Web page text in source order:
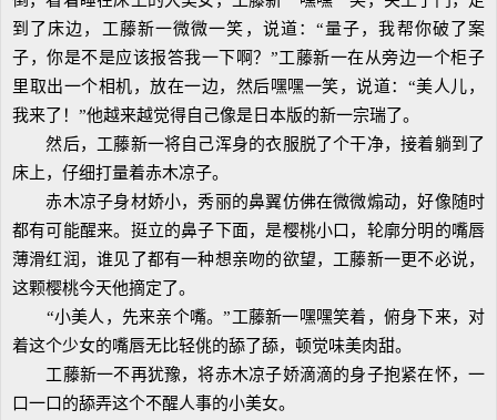
到了床边，工藤新一微微一笑，说道：“量子，我帮你破了案
子，你是不是应该报答我一下啊？”工藤新一在从旁边一个柜子
里取出一个相机，放在一边，然后嘿嘿一笑，说道：“美人儿，
我来了！”他越来越觉得自己像是日本版的新一宗瑞了。
然后，工藤新一将自己浑身的衣服脱了个干净，接着躺到了
床上，仔细打量着赤木凉子。
赤木凉子身材娇小，秀丽的鼻翼仿佛在微微煽动，好像随时
都有可能醒来。挺立的鼻子下面，是樱桃小口，轮廓分明的嘴唇
薄滑红润，谁见了都有一种想亲吻的欲望，工藤新一更不必说，
这颗樱桃今天他摘定了。
“小美人，先来亲个嘴。”工藤新一嘿嘿笑着，俯身下来，对
着这个少女的嘴唇无比轻佻的舔了舔，顿觉味美肉甜。
工藤新一不再犹豫，将赤木凉子娇滴滴的身子抱紧在怀，一
口一口的舔弄这个不醒人事的小美女。